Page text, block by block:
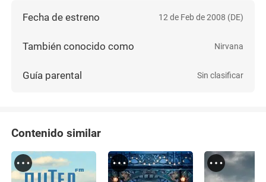
Fecha de estreno 12 de Feb de 2008 (DE)
También conocido como Nirvana
Guía parental Sin clasificar
Contenido similar